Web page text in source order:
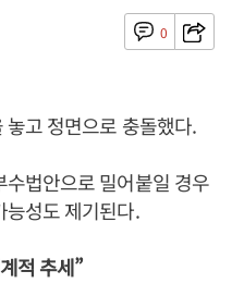
0
고 정면으로 충돌했다.
법안으로 밀어붙일 경우
능성도 제기된다.
적 추세”